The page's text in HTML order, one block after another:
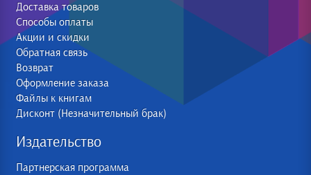
Доставка товаров
Способы оплаты
Акции и скидки
Обратная связь
Возврат
Оформление заказа
Файлы к книгам
Дисконт (Незначительный брак)
Издательство
Партнерская программа